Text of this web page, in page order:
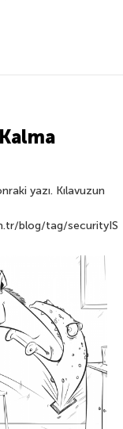
yazı. Kılavuzun
blog/tag/securityIS